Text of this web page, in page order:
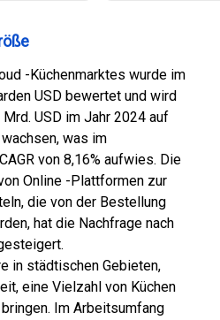
-Küchenmarktes wurde im
USD bewertet und wird
USD im Jahr 2024 auf
was im
von 8,16% aufwies. Die
Online -Plattformen zur
die von der Bestellung
hat die Nachfrage nach
in städtischen Gebieten,
eine Vielzahl von Küchen
Im Arbeitsumfang